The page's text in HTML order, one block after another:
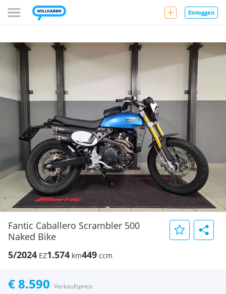
Einloggen
Fantic Caballero Scrambler 500
Naked Bike
5/2024 EZ1.574 km449 ccm
€ 8.590 Verkaufspreis